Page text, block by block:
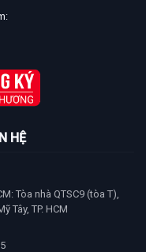
HỆ
Tòa nhà QTSC9 (tòa T),
Tây, TP. HCM